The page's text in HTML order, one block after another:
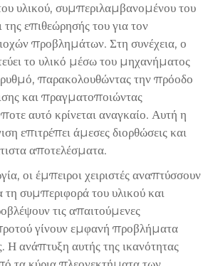
υλικού, συμπεριλαμβανομένου του
επιθεώρησής του για τον
προβλημάτων. Στη συνέχεια, ο
το υλικό μέσω του μηχανήματος
παρακολουθώντας την πρόοδο
και πραγματοποιώντας
αυτό κρίνεται αναγκαίο. Αυτή η
επιτρέπει άμεσες διορθώσεις και
αποτελέσματα.
οι έμπειροι χειριστές αναπτύσσουν
τη συμπεριφορά του υλικού και
τις απαιτούμενες
γίνουν εμφανή προβλήματα
ανάπτυξη αυτής της ικανότητας